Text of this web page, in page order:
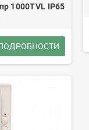
1000TVL IP65